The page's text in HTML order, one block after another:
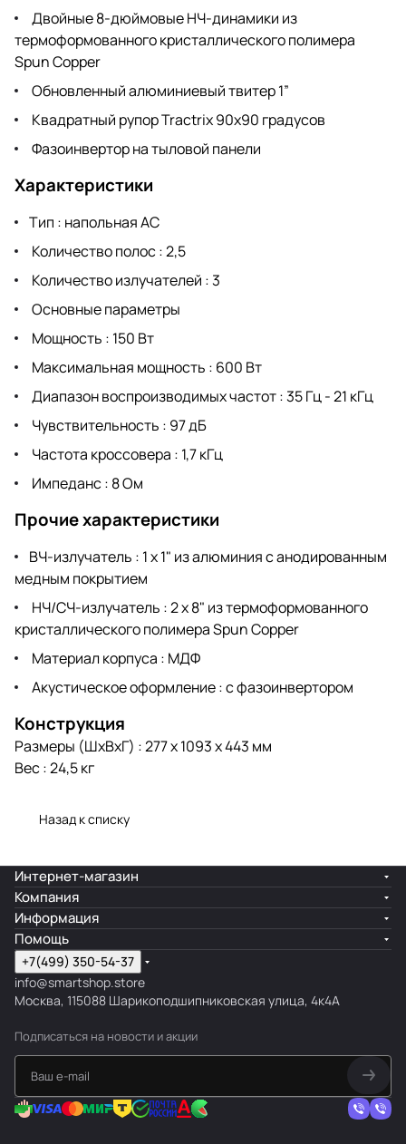
Двойные 8-дюймовые НЧ-динамики из
термоформованного кристаллического полимера
Spun Copper
Обновленный алюминиевый твитер 1”
Квадратный рупор Tractrix 90x90 градусов
Фазоинвертор на тыловой панели
Характеристики
Тип : напольная АС
Количество полос : 2,5
Количество излучателей : 3
Основные параметры
Мощность : 150 Вт
Максимальная мощность : 600 Вт
Диапазон воспроизводимых частот : 35 Гц - 21 кГц
Чувствительность : 97 дБ
Частота кроссовера : 1,7 кГц
Импеданс : 8 Ом
Прочие характеристики
ВЧ-излучатель : 1 х 1" из алюминия с анодированным
медным покрытием
НЧ/СЧ-излучатель : 2 х 8" из термоформованного
кристаллического полимера Spun Copper
Материал корпуса : МДФ
Акустическое оформление : с фазоинвертором
Конструкция
Размеры (ШхВхГ) : 277 х 1093 х 443 мм
Вес : 24,5 кг
Назад к списку
Интернет-магазин
Компания
Информация
Помощь
+7(499) 350-54-37
info@smartshop.store
Москва, 115088 Шарикоподшипниковская улица, 4к4А
Подписаться на новости и акции